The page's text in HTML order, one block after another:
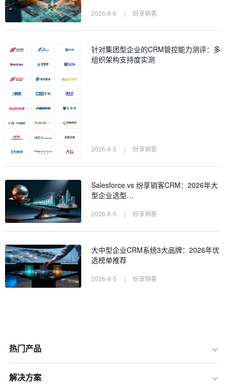
二、体验优化：从“复杂工具”到“无感助
2026-8-6 | 纷享销客
针对集团型企业的CRM管控能力测评：多
组织架构支持度实测
2026-8-5 | 纷享销客
Salesforce vs 纷享销客CRM：2026年大
型企业选型…
2026-8-5 | 纷享销客
大中型企业CRM系统3大品牌：2026年优
选榜单推荐
2026-8-5 | 纷享销客
热门产品
解决方案